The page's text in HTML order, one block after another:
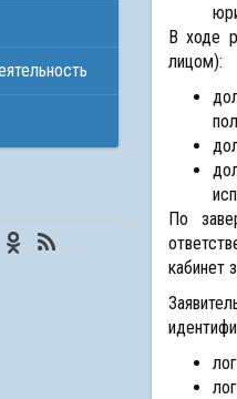
В ходе
лицом):
По
кабинет